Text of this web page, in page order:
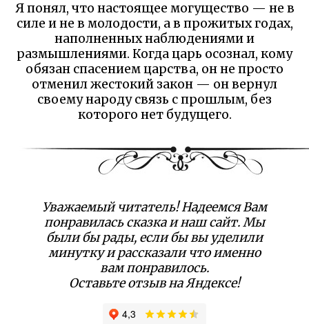
Я понял, что настоящее могущество — не в
силе и не в молодости, а в прожитых годах,
наполненных наблюдениями и
размышлениями. Когда царь осознал, кому
обязан спасением царства, он не просто
отменил жестокий закон — он вернул
своему народу связь с прошлым, без
которого нет будущего.
Уважаемый читатель! Надеемся Вам
понравилась сказка и наш сайт. Мы
были бы рады, если бы вы уделили
минутку и рассказали что именно
вам понравилось.
Оставьте отзыв на Яндексе!